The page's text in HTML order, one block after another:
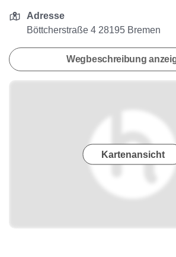
Adresse
Böttcherstraße 4 28195 Bremen
Wegbeschreibung
Kartenansicht